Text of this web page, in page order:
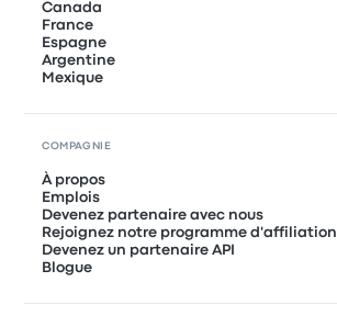
Canada
France
Espagne
Argentine
Mexique
COMPAGNIE
À propos
Emplois
Devenez partenaire avec nous
Rejoignez notre programme d'affiliation
Devenez un partenaire API
Blogue